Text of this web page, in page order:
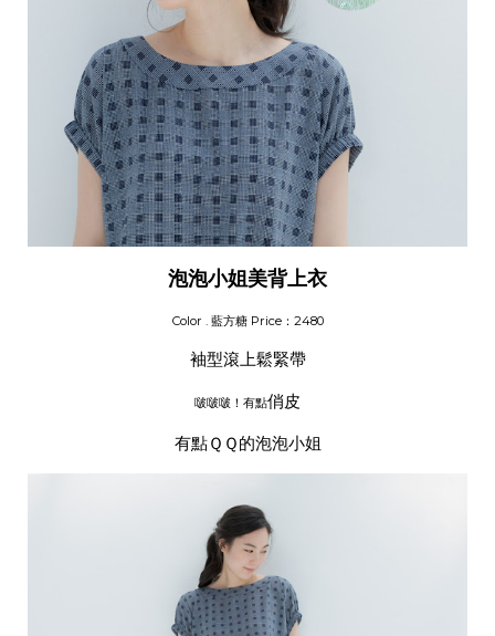
泡泡小姐美背上衣
Color . 藍方糖 Price：2480
袖型滾上鬆緊帶
啵啵啵！有點俏皮
有點ＱＱ的泡泡小姐